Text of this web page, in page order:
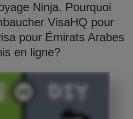
Ninja. Pourquoi
VisaHQ pour
pour Émirats Arabes
en ligne?